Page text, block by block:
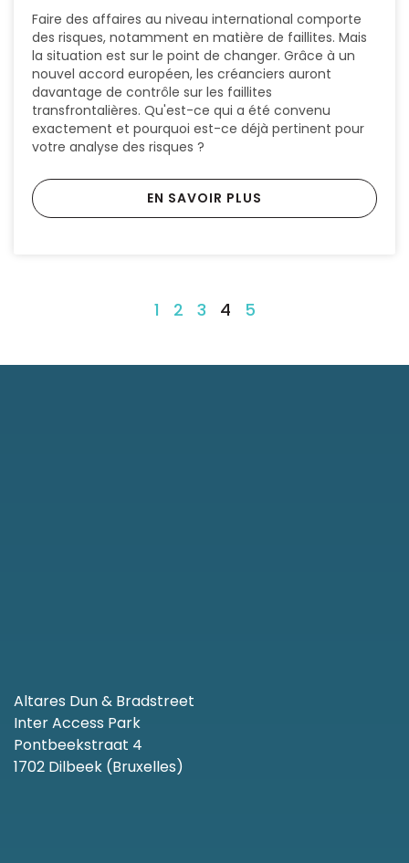
Faire des affaires au niveau international comporte
des risques, notamment en matière de faillites. Mais
la situation est sur le point de changer. Grâce à un
nouvel accord européen, les créanciers auront
davantage de contrôle sur les faillites
transfrontalières. Qu'est-ce qui a été convenu
exactement et pourquoi est-ce déjà pertinent pour
votre analyse des risques ?
EN SAVOIR PLUS
1 2 3 4 5
Altares Dun & Bradstreet
Inter Access Park
Pontbeekstraat 4
1702 Dilbeek (Bruxelles)